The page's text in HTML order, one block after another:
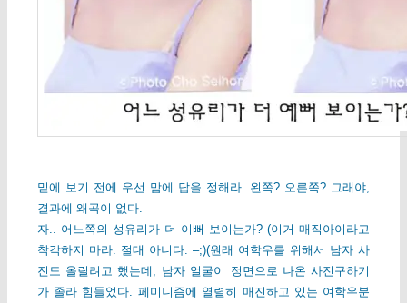
밑에 보기 전에 우선 맘에 답을 정해라. 왼쪽? 오른쪽? 그래야,
결과에 왜곡이 없다.
자.. 어느쪽의 성유리가 더 이뻐 보이는가? (이거 매직아이라고
착각하지 마라. 절대 아니다. –;)(원래 여학우를 위해서 남자 사
진도 올릴려고 했는데, 남자 얼굴이 정면으로 나온 사진구하기
가 졸라 힘들었다. 페미니즘에 열렬히 매진하고 있는 여학우분